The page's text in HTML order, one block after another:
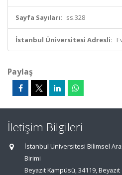
Sayfa Sayıları: ss.328
İstanbul Üniversitesi Adresli:
Paylaş
İletişim Bilgileri
İstanbul Üniversitesi Bilimsel
Birimi
Beyazıt Kampüsü, 34119, Beyazıt